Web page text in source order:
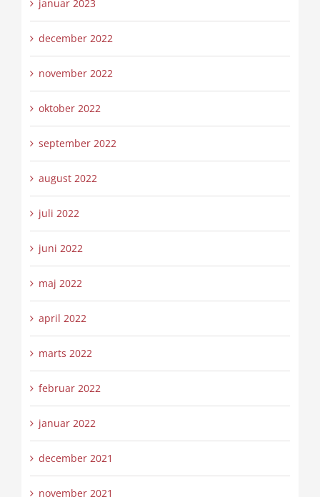
januar 2023
december 2022
november 2022
oktober 2022
september 2022
august 2022
juli 2022
juni 2022
maj 2022
april 2022
marts 2022
februar 2022
januar 2022
december 2021
november 2021